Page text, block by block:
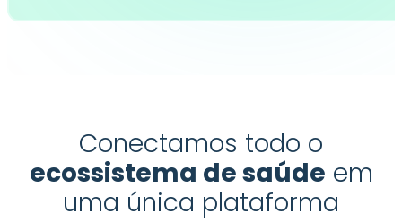
Conectamos todo o
ecossistema de saúde em
uma única plataforma